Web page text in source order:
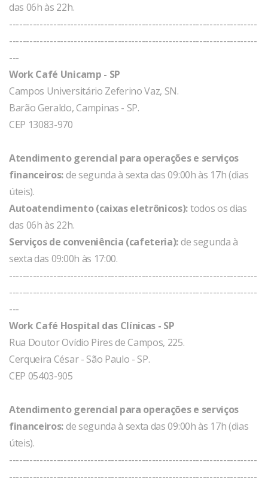
das 06h às 22h.
-------------------------------------------------------------------------
-------------------------------------------------------------------------
---
Work Café Unicamp - SP
Campos Universitário Zeferino Vaz, SN.
Barão Geraldo, Campinas - SP.
CEP 13083-970
Atendimento gerencial para operações e serviços
financeiros:de segunda à sexta das 09:00h às 17h (dias
úteis).
Autoatendimento (caixas eletrônicos):todos os dias
das 06h às 22h.
Serviços de conveniência (cafeteria):de segunda à
sexta das 09:00h às 17:00.
-------------------------------------------------------------------------
-------------------------------------------------------------------------
---
Work Café Hospital das Clínicas - SP
Rua Doutor Ovídio Pires de Campos, 225.
Cerqueira César - São Paulo - SP.
CEP 05403-905
Atendimento gerencial para operações e serviços
financeiros:de segunda à sexta das 09:00h às 17h (dias
úteis).
-------------------------------------------------------------------------
-------------------------------------------------------------------------